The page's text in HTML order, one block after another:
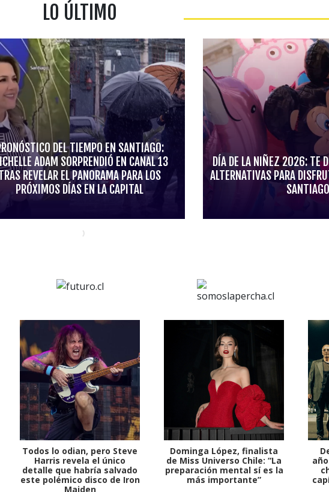
LO ÚLTIMO
DEL TIEMPO EN SANTIAGO:
ADAM SORPRENDIÓ EN CANAL 13
REVELAR EL PANORAMA PARA LOS
PRÓXIMOS DÍAS EN LA CAPITAL
DÍA DE LA NIÑEZ 2026: TE
ALTERNATIVAS PARA
SANTIAGO
Todos lo odian, pero Steve
Harris revela el único
detalle que habría salvado
este polémico disco de Iron
Maiden
Dominga López, finalista
de Miss Universo Chile: “La
preparación mental sí es la
más importante”